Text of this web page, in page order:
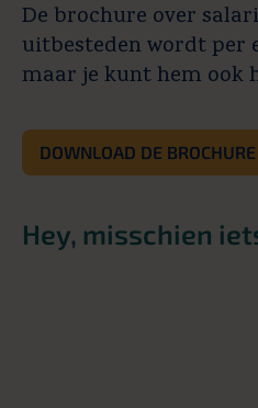
De brochure over
uitbesteden wordt per
maar je kunt hem ook
DOWNLOAD DE BROCHURE
Hey, misschien